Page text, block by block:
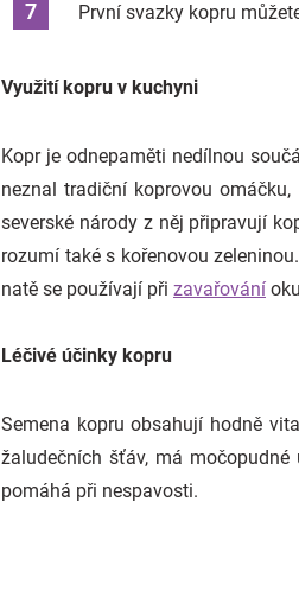
První svazky kopru
Využití kopru v kuchyni
Kopr je odnepaměti nedílnou
neznal tradiční koprovou
severské národy z něj připravují
rozumí také s kořenovou
natě se používají při zavařování
Léčivé účinky kopru
Semena kopru obsahují hodně
žaludečních šťáv, má
pomáhá při nespavosti.